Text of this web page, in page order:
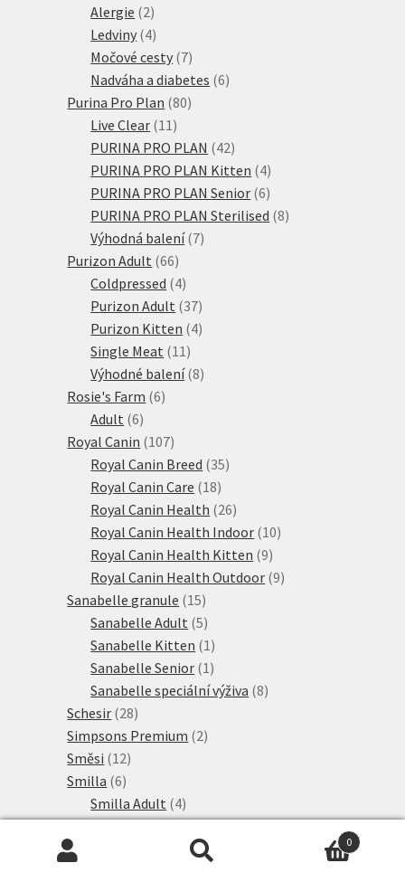
Alergie 22
produkty
Ledviny 44
produkty
Močové cesty 77
produktů
Nadváha a diabetes 66
Purina Pro Plan 8080
Live Clear 11 11
produktů
PURINA PRO PLAN 4242
produktů
PURINA PRO PLAN Kitten 44
produkty
PURINA PRO PLAN Senior 66
produktů
PURINA PRO PLAN Sterilised 88
Výhodná balení 77
Purizon Adult 6666
produktů
Coldpressed 44
produkty
Purizon Adult 3737
produktů
Purizon Kitten 44
Single Meat 11 11
produktů
Výhodné balení 88
Rosie's Farm 66
Adult 66
produktů
Royal Canin 107107
produktů
Royal Canin Breed 3535
Royal Canin Care 1818
produktů
Royal Canin Health 2626
produktů
Royal Canin Health Indoor 1010
Royal Canin Health Kitten 99
produktů
Royal Canin Health Outdoor 99
Sanabelle granule 1515
produktů
Sanabelle Adult 55
produktů
Sanabelle Kitten 1 1
produkt
Sanabelle Senior 1 1
produkt
Sanabelle speciální výživa 88
Schesir 2828
produktů
Simpsons Premium 22
Směsi 1212
Smilla 66
produktů
Smilla Adult 44
produkty
Smilla Adult speciální výživa 22
produkty
Smilla Veterinary Diet 0